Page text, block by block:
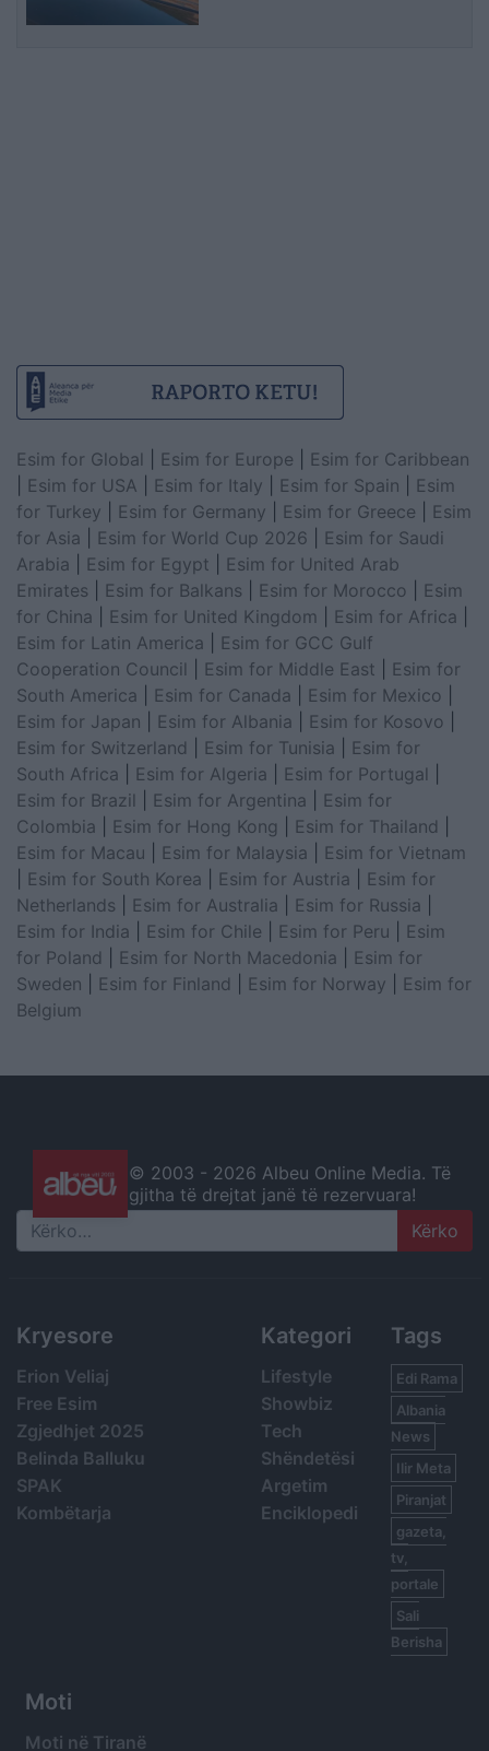
Esim for Global Esim for Europe
Esim for Caribbean
Esim for USA Esim for Italy Esim for Spain
Esim
for Turkey
Esim for Germany Esim for Greece
Esim
for Asia
Esim for World Cup 2026
Esim for Saudi
Arabia
Esim for Egypt
Esim for United Arab
Emirates
Esim for Balkans Esim for Morocco
Esim
for China
Esim for United Kingdom Esim for Africa
Esim for Latin America
Esim for GCC Gulf
Cooperation Council
Esim for Middle East
Esim for
South America
Esim for Canada Esim for Mexico
Esim for Japan
Esim for Albania Esim for Kosovo
Esim for Switzerland
Esim for Tunisia
Esim for
South Africa
Esim for Algeria Esim for Portugal
Esim for Brazil
Esim for Argentina
Esim for
Colombia
Esim for Hong Kong Esim for Thailand
Esim for Macau
Esim for Malaysia
Esim for Vietnam
Esim for South Korea Esim for Austria
Esim for
Netherlands
Esim for Australia Esim for Russia
Esim for India
Esim for Chile Esim for Peru
Esim
for Poland
Esim for North Macedonia
Esim for
Sweden
Esim for Finland Esim for Norway
Esim for
Belgium
© 2003 - 2026 Albeu Online Media. Të
gjitha të drejtat janë të rezervuara!
Search
Kryesore
Erion Veliaj
Free Esim
Zgjedhjet 2025
Belinda Balluku
SPAK
Kombëtarja
Kategori
Lifestyle
Showbiz
Tech
Shëndetësi
Argetim
Enciklopedi
Tags
Edi Rama
Albania
News
Ilir Meta
Piranjat
gazeta,
tv,
portale
Sali
Berisha
Moti
Moti në Tiranë